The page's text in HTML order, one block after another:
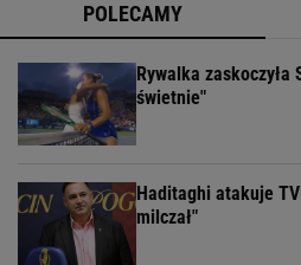
POLECAMY
Rywalka zaskoczyła
świetnie"
Haditaghi atakuje
milczał"